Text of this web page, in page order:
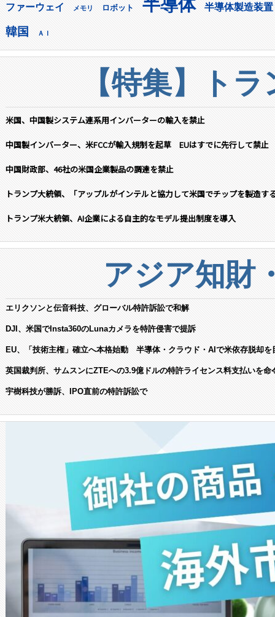
ファーウェイ メモリ ロボット 半導体 半導体製造装置
韓国 ＡＩ
【特集】ト
米国、中国製システム連系用インバーターの輸入を禁止
中国製インバーター、米FCCが輸入規制を起草 EUはすでに先行して禁止
中国財政部、46社の米国企業製品の調達を禁止
トランプ大統領、「アップルがインテルと協力して米国でチップを製造す
トランプ米大統領、AI企業による自主的なモデル提出制度を導入
アジア知財
エリクソンと伝音科技、グローバル特許訴訟で和解
DJI、米国でInsta360のLunaカメラを特許侵害で提訴
EU、「技術主権」確立へ本格始動 半導体・クラウド・AIで米依存脱却を
英国裁判所、サムスンにZTEへの3.9億ドルの特許ライセンス料支払いを命
宇樹科技が勝訴、IPO直前の特許訴訟で